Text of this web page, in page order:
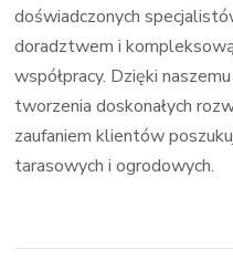
doświadczonych
doradztwem i
współpracy. Dzięki
tworzenia doskonałych
zaufaniem klientów
tarasowych i ogrodowych.